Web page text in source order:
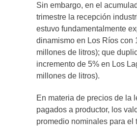
Sin embargo, en el
trimestre la recepción
estuvo fundamentalmente
dinamismo en Los Ríos con
millones de litros); que
incremento de 5% en Los
millones de litros).
En materia de precios de la
pagados a productor, los
promedio nominales para el